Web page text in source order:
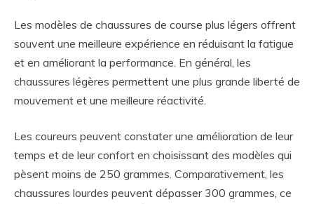
Les modèles de chaussures de course plus légers offrent
souvent une meilleure expérience en réduisant la fatigue
et en améliorant la performance. En général, les
chaussures légères permettent une plus grande liberté de
mouvement et une meilleure réactivité.
Les coureurs peuvent constater une amélioration de leur
temps et de leur confort en choisissant des modèles qui
pèsent moins de 250 grammes. Comparativement, les
chaussures lourdes peuvent dépasser 300 grammes, ce